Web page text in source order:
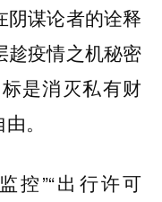
阴谋论者的诠释
趁疫情之机秘密
是消灭私有财
。
控”“出行许可